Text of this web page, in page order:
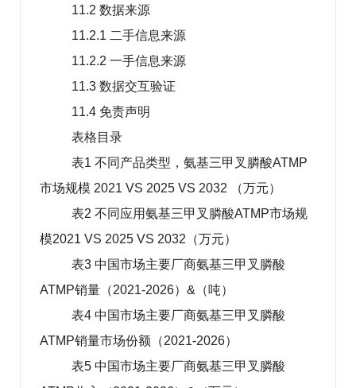
11.2 数据来源
11.2.1 二手信息来源
11.2.2 一手信息来源
11.3 数据交互验证
11.4 免责声明
表格目录
表1 不同产品类型，氨基三甲叉膦酸ATMP
市场规模 2021 VS 2025 VS 2032 （万元）
表2 不同应用氨基三甲叉膦酸ATMP市场规
模2021 VS 2025 VS 2032（万元）
表3 中国市场主要厂商氨基三甲叉膦酸
ATMP销量（2021-2026）&（吨）
表4 中国市场主要厂商氨基三甲叉膦酸
ATMP销量市场份额（2021-2026）
表5 中国市场主要厂商氨基三甲叉膦酸